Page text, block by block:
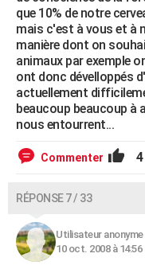
que 10% de notre
mais c'est à vous et à
manière dont on
animaux par exemple
ont donc dévelloppés
actuellement
beaucoup beaucoup à
nous entourrent...
Commenter 4
RÉPONSE 7 / 33
Utilisateur anonyme
10 oct. 2008 à 14:56